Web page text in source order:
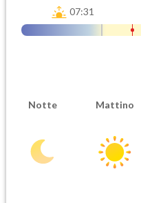
07:31
Notte Mattino